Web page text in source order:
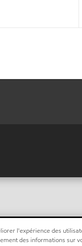
l'expérience des
des informations sur